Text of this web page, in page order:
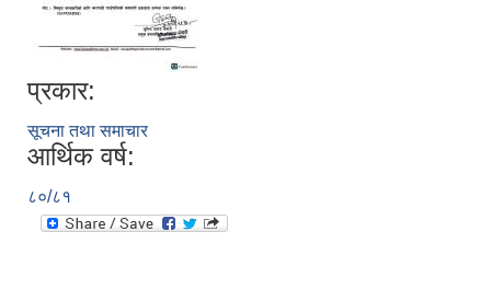
प्रकार:
सूचना तथा समाचार
आर्थिक वर्ष:
८०/८१